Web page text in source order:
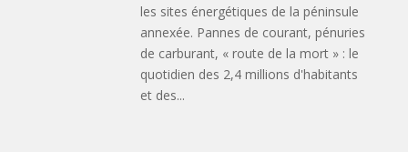
les sites énergétiques de la péninsule
annexée. Pannes de courant, pénuries
de carburant, « route de la mort » : le
quotidien des 2,4 millions d'habitants
et des...